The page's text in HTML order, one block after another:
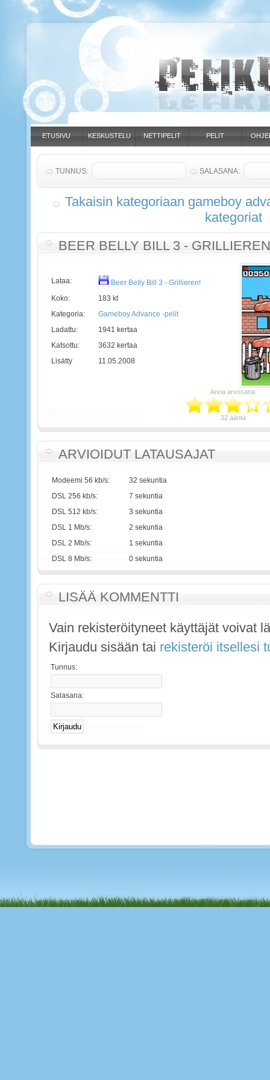
ETUSIVU KESKUSTELU NETTIPELIT PELIT
Takaisin kategoriaan gameboy
kategoriat
BEER BELLY BILL 3 -
Lataa:
Beer Belly Bill 3 - Grillieren!
Koko:
183 kt
Kategoria:
Gameboy Advance -pelit
Ladattu:
1941 kertaa
Katsottu:
3632 kertaa
Lisätty
11.05.2008
Anna arvosana:
32 ääntä
ARVIOIDUT LATAUSAJAT
Modeemi 56 kb/s:
32 sekuntia
DSL 256 kb/s:
7 sekuntia
DSL 512 kb/s:
3 sekuntia
DSL 1 Mb/s:
2 sekuntia
DSL 2 Mb/s:
1 sekuntia
DSL 8 Mb/s:
0 sekuntia
LISÄÄ KOMMENTTI
Vain rekisteröityneet käyttäjät voivat
Kirjaudu sisään tai rekisteröi itsellesi
Tunnus:
Salasana:
TUNNUS: SALASANA: